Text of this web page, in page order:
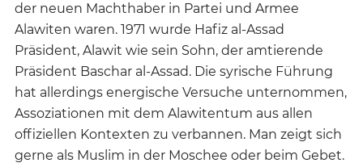
der neuen Machthaber in Partei und Armee
Alawiten waren. 1971 wurde Hafiz al-Assad
Präsident, Alawit wie sein Sohn, der amtierende
Präsident Baschar al-Assad. Die syrische Führung
hat allerdings energische Versuche unternommen,
Assoziationen mit dem Alawitentum aus allen
offiziellen Kontexten zu verbannen. Man zeigt sich
gerne als Muslim in der Moschee oder beim Gebet.